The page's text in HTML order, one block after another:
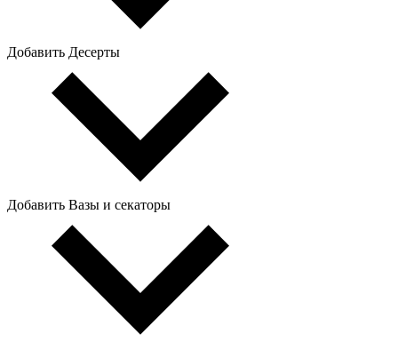
Добавить Десерты
Добавить Вазы и секаторы